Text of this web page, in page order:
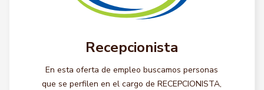
Recepcionista
En esta oferta de empleo buscamos personas
que se perfilen en el cargo de RECEPCIONISTA,